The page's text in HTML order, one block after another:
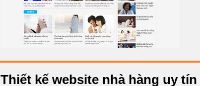
Thiết kế website nhà hàng uy